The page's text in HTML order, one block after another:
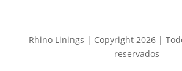
Rhino Linings | Copyright 2026 |
reservados